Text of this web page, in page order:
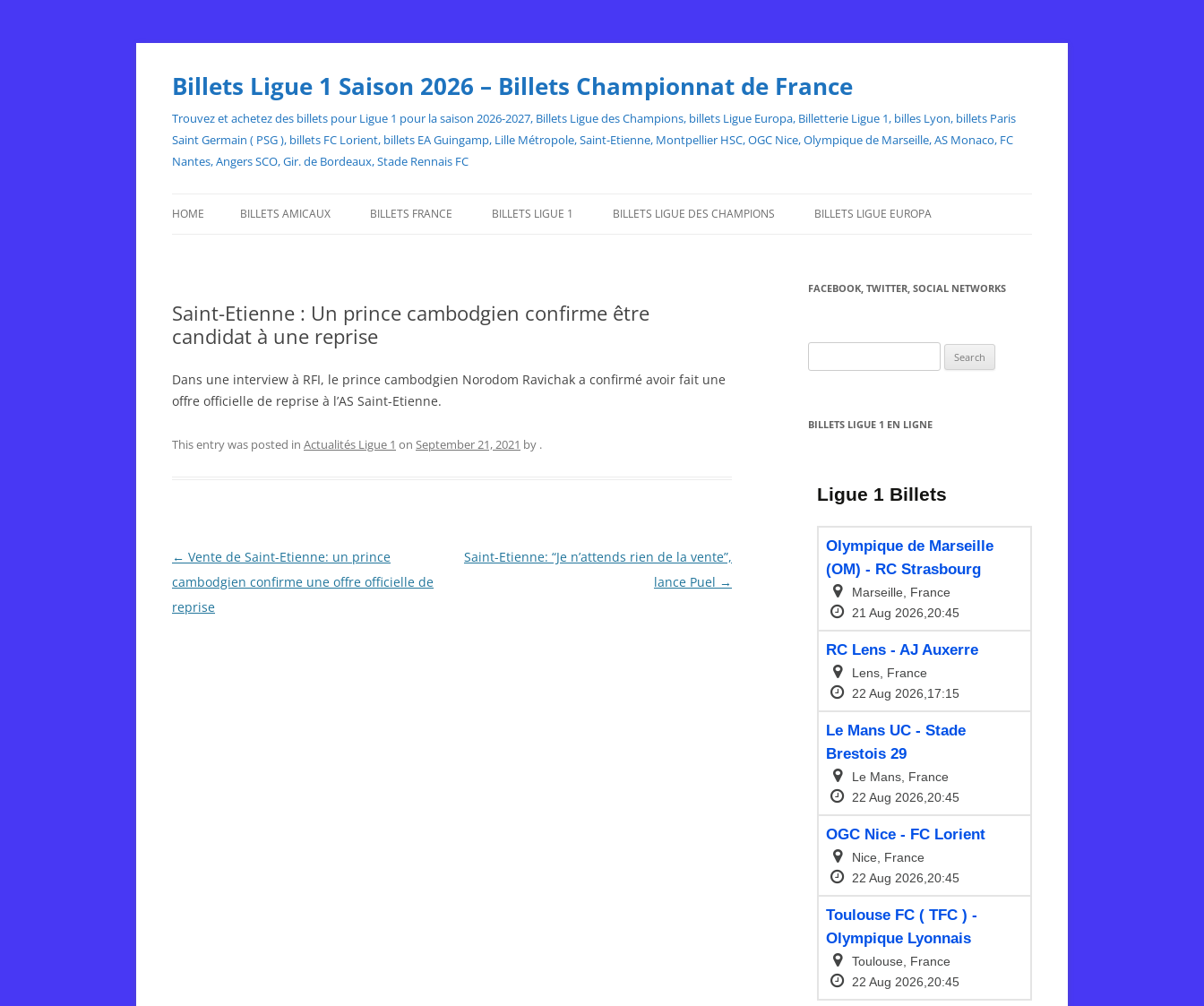
Skip
content
Billets Ligue 1 Saison 2026 – Billets Championnat de France
Trouvez et achetez des billets pour Ligue 1 pour la saison 2026-2027, Billets Ligue des Champions, billets Ligue Europa, Billetterie Ligue 1, billes Lyon, billets Paris
Saint Germain ( PSG ), billets FC Lorient, billets EA Guingamp, Lille Métropole, Saint-Etienne, Montpellier HSC, OGC Nice, Olympique de Marseille, AS Monaco, FC
Nantes, Angers SCO, Gir. de Bordeaux, Stade Rennais FC
HOME BILLETS AMICAUX BILLETS FRANCE BILLETS LIGUE 1 BILLETS LIGUE DES CHAMPIONS BILLETS LIGUE EUROPA
Saint-Etienne : Un prince cambodgien confirme être
candidat à une reprise
Dans une interview à RFI, le prince cambodgien Norodom Ravichak a confirmé avoir fait une
offre officielle de reprise à l’AS Saint-Etienne.
This entry was posted in Actualités Ligue 1 on September 21, 2021 by .
Post
navigation
← Vente de Saint-Etienne: un prince
cambodgien confirme une offre officielle de
reprise
Saint-Etienne: “Je n’attends rien de la vente”,
lance Puel →
FACEBOOK, TWITTER, SOCIAL NETWORKS
for:
BILLETS LIGUE 1 EN LIGNE